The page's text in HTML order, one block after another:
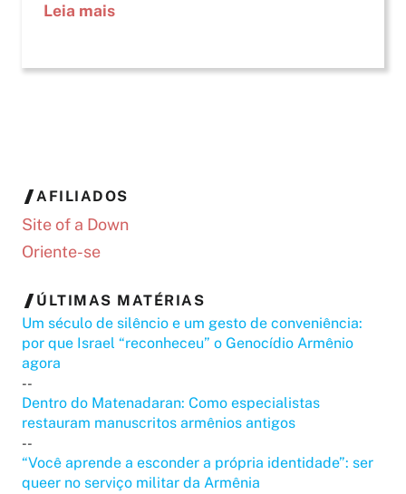
Leia mais
AFILIADOS
Site of a Down
Oriente-se
ÚLTIMAS MATÉRIAS
Um século de silêncio e um gesto de conveniência:
por que Israel “reconheceu” o Genocídio Armênio
agora
--
Dentro do Matenadaran: Como especialistas
restauram manuscritos armênios antigos
--
“Você aprende a esconder a própria identidade”: ser
queer no serviço militar da Armênia